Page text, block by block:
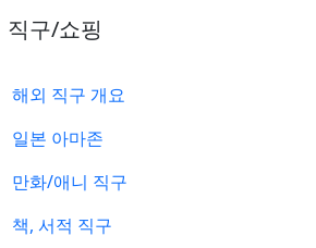
직구/쇼핑
해외 직구 개요
일본 아마존
만화/애니 직구
책, 서적 직구